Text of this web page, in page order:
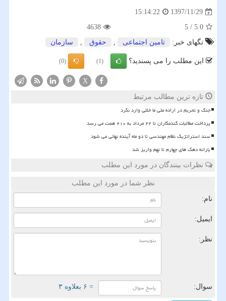
1397/11/29
15:14:22
5.0
/
5
4638
تگهای خبر:
تامین اجتماعی , حقوق , سازمان
این مطلب را می پسندید؟ (1)
(0)
X
تازه ترین مطالب مرتبط
جنگ و تحریم در اراده ملی ما خللی وارد نکرد
پرداخت مطالبات گندمکاران تا ۲۲ مرداد به ۲۱۰ همت می رسد
سند استراتژیک نظام مهندسی تا دو ماه آینده نهائی می شود
یارانه دهک های چهارم تا نهم واریز شد
نظرات بینندگان در مورد این مطلب
نظر شما در مورد این مطلب
نام:
ایمیل:
نظر:
سوال: = ۶ بعلاوه ۳